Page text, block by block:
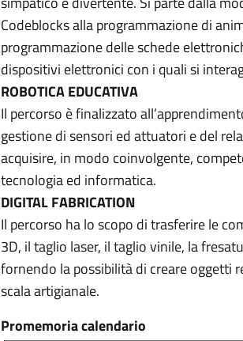
Codeblocks alla programmazione di
programmazione delle schede
dispositivi elettronici con i quali si
ROBOTICA EDUCATIVA
Il percorso è finalizzato
gestione di sensori ed attuatori e del
acquisire, in modo coinvolgente,
tecnologia ed informatica.
DIGITAL FABRICATION
Il percorso ha lo scopo di trasferire le
3D, il taglio laser, il taglio vinile, la
fornendo la possibilità di creare oggetti
scala artigianale.
Promemoria calendario